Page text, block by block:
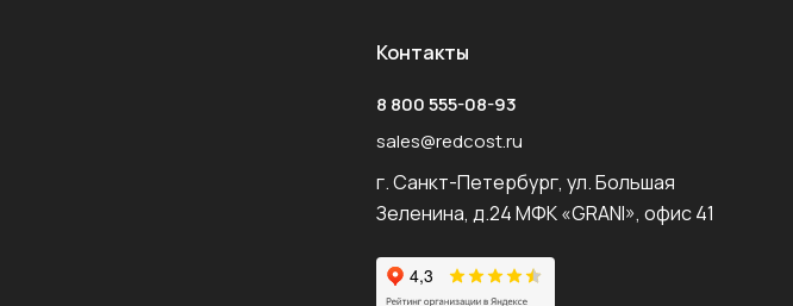
Контакты
8 800 555-08-93
sales@redcost.ru
г. Санкт-Петербург, ул. Большая
Зеленина, д.24 МФК «GRANI», офис 41